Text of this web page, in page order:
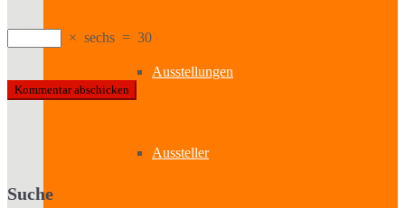
Ausstellungen
Aussteller
× sechs = 30
Suche